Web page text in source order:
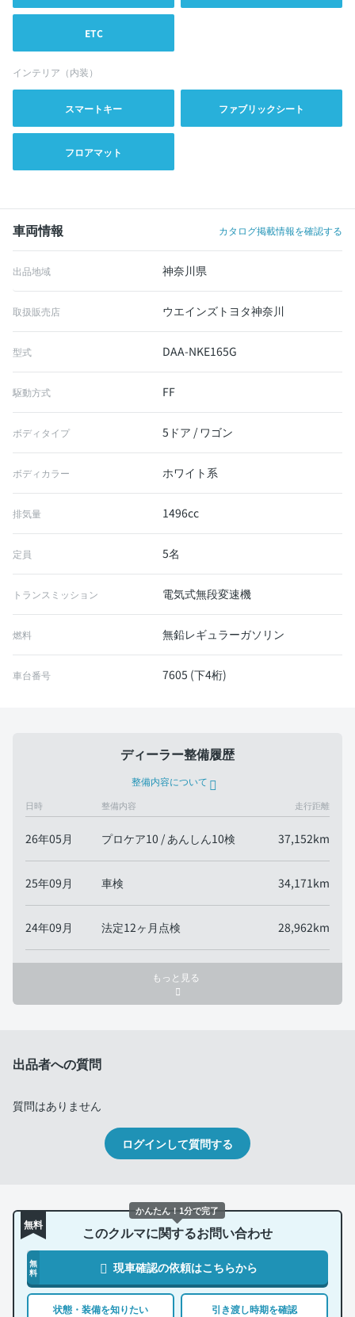
ETC
インテリア（内装）
スマートキー ファブリックシート
フロアマット
車両情報 カタログ掲載情報を確認する
出品地域 神奈川県
取扱販売店 ウエインズトヨタ神奈川
型式 DAA-NKE165G
駆動方式 FF
ボディタイプ 5ドア / ワゴン
ボディカラー ホワイト系
排気量 1496cc
定員 5名
トランスミッション 電気式無段変速機
燃料 無鉛レギュラーガソリン
車台番号 7605 (下4桁)
ディーラー整備履歴
整備内容について
日時 整備内容 走行距離
26年05月 プロケア10 / あんしん10検 37,152km
25年09月 車検 34,171km
24年09月 法定12ヶ月点検 28,962km
もっと見る
出品者への質問
質問はありません
ログインして質問する
無料 このクルマに関するお問い合わせ
無
料
現車確認の依頼はこちらから
状態・装備を知りたい 引き渡し時期を確認
かんたん！1分で完了